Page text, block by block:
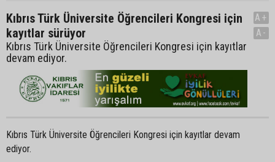
Kıbrıs Türk Üniversite Öğrencileri Kongresi için
kayıtlar sürüyor
Kıbrıs Türk Üniversite Öğrencileri Kongresi için kayıtlar
devam ediyor.
A+
A-
Kıbrıs Türk Üniversite Öğrencileri Kongresi için kayıtlar devam
ediyor.